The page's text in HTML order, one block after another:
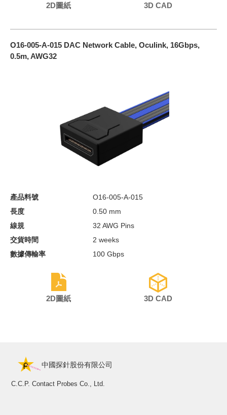
2D圖紙 3D CAD
O16-005-A-015 DAC Network Cable, Oculink, 16Gbps,
0.5m, AWG32
產品料號
O16-005-A-015
長度
0.50 mm
線規
32 AWG Pins
交貨時間
2 weeks
數據傳輸率
100 Gbps
2D圖紙 3D CAD
中國探針股份有限公司
C.C.P. Contact Probes Co., Ltd.